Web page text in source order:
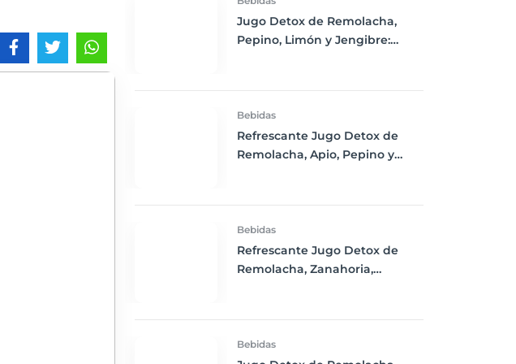
Jugo Detox de Remolacha,
Pepino, Limón y Jengibre:
Bebidas
Refrescante Jugo Detox de
Remolacha, Apio, Pepino y
Bebidas
Refrescante Jugo Detox de
Remolacha, Zanahoria,
Bebidas